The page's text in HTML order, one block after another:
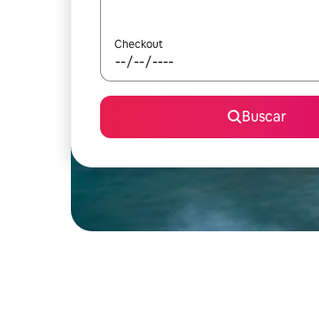
Checkout
Buscar